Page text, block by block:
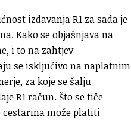
izdavanja R1 za sada je
Kako se objašnjava na
i to na zahtjev
se isključivo na naplatnim
za koje se šalju
R1 račun. Što se tiče
cestarina može platiti